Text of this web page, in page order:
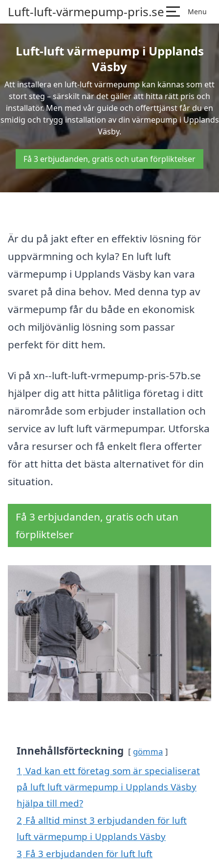
Luft-luft-värmepump-pris.se Menu
Luft-luft värmepump i Upplands
Väsby
Att installera en luft-luft värmepump kan kännas som ett
stort steg – särskilt när det gäller att hitta rätt pris och
installatör. Men med vår guide och offerttjänst får du en
smidig och trygg installation av din värmepump i Upplands
Väsby.
Få 3 erbjudanden, gratis och utan förpliktelser
Är du på jakt efter en effektiv lösning för
uppvärmning och kyla? En luft luft
värmepump i Upplands Väsby kan vara
svaret på dina behov. Med denna typ av
värmepump får du både en ekonomisk
och miljövänlig lösning som passar
perfekt för ditt hem.
Vi på xn--luft-luft-vrmepump-pris-57b.se
hjälper dig att hitta pålitliga företag i ditt
närområde som erbjuder installation och
service av luft luft värmepumpar. Utforska
våra resurser och få enkelt flera offerter
för att hitta det bästa alternativet för din
situation.
Få 3 erbjudanden, gratis och utan
förpliktelser
Innehållsförteckning gömma
1 Vad kan ett företag som är specialiserat
på luft luft värmepump i Upplands Väsby
hjälpa till med?
2 Få alltid minst 3 erbjudanden för luft
luft värmepump i Upplands Väsby
3 Få 3 erbjudanden för luft luft